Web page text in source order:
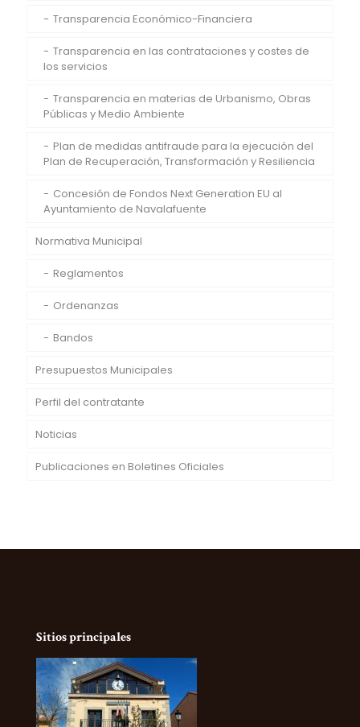
Transparencia Económico-Financiera
Transparencia en las contrataciones y costes de
los servicios
Transparencia en materias de Urbanismo, Obras
Públicas y Medio Ambiente
Plan de medidas antifraude para la ejecución del
Plan de Recuperación, Transformación y Resiliencia
Concesión de Fondos Next Generation EU al
Ayuntamiento de Navalafuente
Normativa Municipal
Reglamentos
Ordenanzas
Bandos
Presupuestos Municipales
Perfil del contratante
Noticias
Publicaciones en Boletines Oficiales
Sitios principales